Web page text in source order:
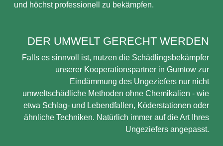
und höchst professionell zu bekämpfen.
DER UMWELT GERECHT WERDEN
Falls es sinnvoll ist, nutzen die Schädlingsbekämpfer
unserer Kooperationspartner in Gumtow zur
Eindämmung des Ungeziefers nur nicht
umweltschädliche Methoden ohne Chemikalien - wie
etwa Schlag- und Lebendfallen, Köderstationen oder
ähnliche Techniken. Natürlich immer auf die Art Ihres
Ungeziefers angepasst.